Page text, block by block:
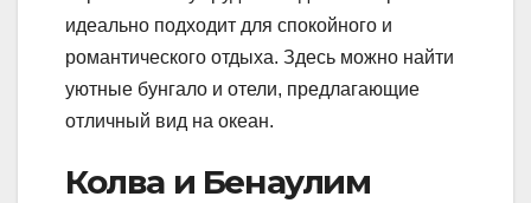
идеально подходит для спокойного и
романтического отдыха. Здесь можно найти
уютные бунгало и отели, предлагающие
отличный вид на океан.
Колва и Бенаулим